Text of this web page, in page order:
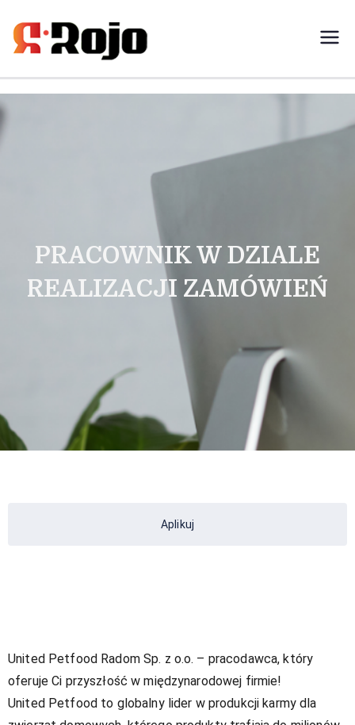
Rojo- agencja pracy świadczymy
PRACOWNIK W DZIALE
REALIZACJI ZAMÓWIEŃ
Aplikuj
United Petfood Radom Sp. z o.o. – pracodawca, który
oferuje Ci przyszłość w międzynarodowej firmie!
United Petfood to globalny lider w produkcji karmy dla